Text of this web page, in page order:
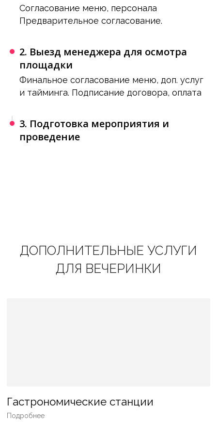
Согласование меню, персонала
Предварительное согласование.
2. Выезд менеджера для осмотра
площадки
Финальное согласование меню, доп. услуг
и тайминга. Подписание договора, оплата
3. Подготовка мероприятия и
проведение
ДОПОЛНИТЕЛЬНЫЕ УСЛУГИ
ДЛЯ ВЕЧЕРИНКИ
Аренда шатров, мебели
Подробнее
Подробнее